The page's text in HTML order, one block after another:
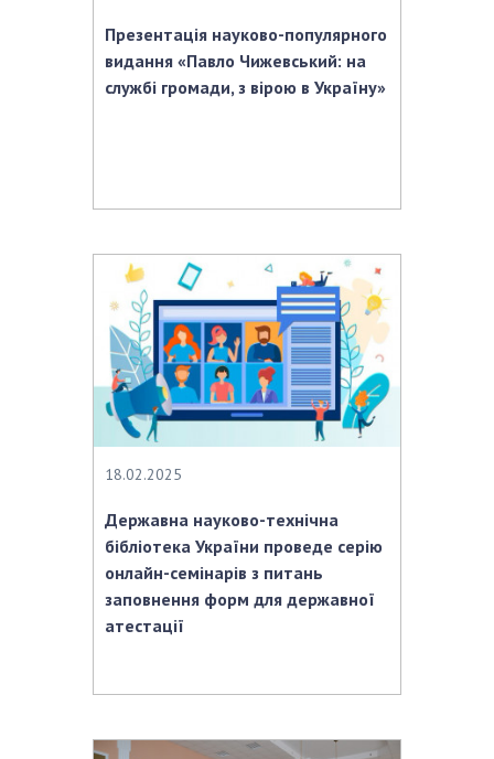
Презентація науково-популярного
видання «Павло Чижевський: на
службі громади, з вірою в Україну»
18.02.2025
Державна науково-технічна
бібліотека України проведе серію
онлайн-семінарів з питань
заповнення форм для державної
атестації